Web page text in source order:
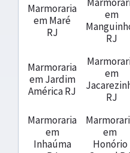
Marmoraria
em Maré
RJ
em
RJ
Marmoraria
em Jardim
América RJ
em
RJ
Marmoraria
em
Inhaúma
em
Honório